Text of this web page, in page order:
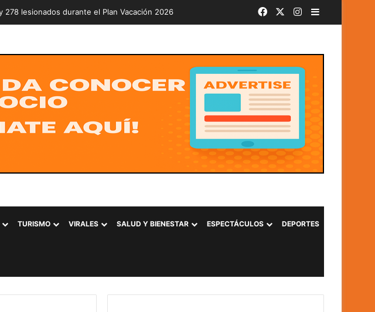
Facebook Instagram
TURISMO VIRALES SALUD Y BIENESTAR ESPECTÁCULOS DEPORTES